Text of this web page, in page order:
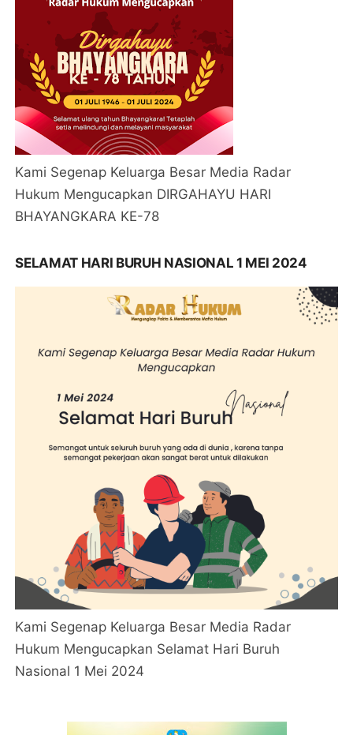
Kami Segenap Keluarga Besar Media Radar
Hukum Mengucapkan DIRGAHAYU HARI
BHAYANGKARA KE-78
SELAMAT HARI BURUH NASIONAL 1 MEI 2024
Kami Segenap Keluarga Besar Media Radar
Hukum Mengucapkan Selamat Hari Buruh
Nasional 1 Mei 2024